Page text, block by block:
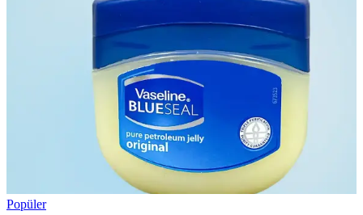
Popüler